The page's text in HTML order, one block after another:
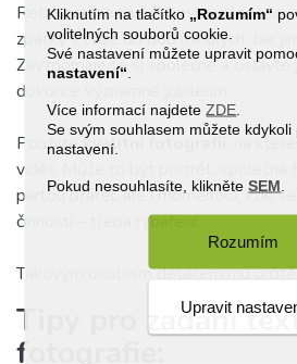
Kliknutím na tlačítko „Rozumím“
volitelných souborů cookie.
Své nastavení můžete upravit
nastavení“
Více informací najdeteZDE
Se svým souhlasem můžete
nastavení.
Pokud nesouhlasíte, klikněteSEM
Rozumím
Upravit
Retro narozeninové noviny přenesou
zpátky v čase do dob minulých. Jak
Zavzpomínejte si společně a oslavte
dokonce významné jubileum.
Použijtekvalitní fotografii
, na
vidět. Může to být portrét, společná
partou přátel, ale i momentka, kde se
činnosti – třeba rybaření.
Takovým osobním detailem mu
Tipy pro zadání
fotografie: